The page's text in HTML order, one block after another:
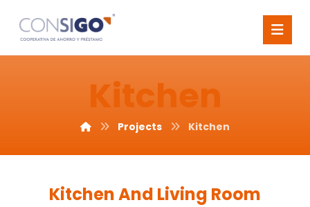
Kitchen
Projects Kitchen
Kitchen And Living Room